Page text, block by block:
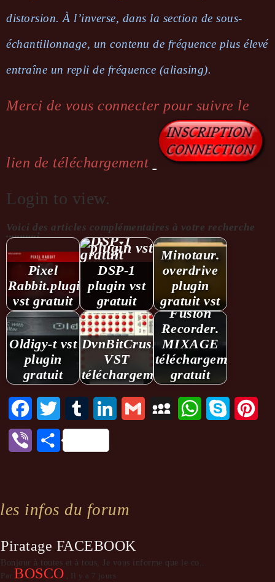
distorsion. À l’inverse, dans la section de sous-
échantillonnage, un contenu de fréquence plus élevé
entraîne un repli de fréquence (aliasing).
Merci de vous connecter pour suivre le
lien de téléchargement
Login to view.
Voici des articles complémentaires à votre recherche
...........:
Pixel
Rabbit.plugin
vst gratuit
DSP-1
plugin vst
gratuit
Minotaur.
overdrive
plugin
gratuit vst
Oldigy-t vst
plugin
gratuit
DvnBitCrusher
VST
téléchargement
Fusion
Recorder.
MIXAGE
téléchargement
gratuit
FacebookTwitter Tumblr LinkedInGmail MySpaceWhatsAppSkype
Viber Partager
les infos du forum
Piratage FACEBOOK
Bonjour à toutes et à tous, Je vous informe que le co...
Par BOSCO Il y a 7 jours